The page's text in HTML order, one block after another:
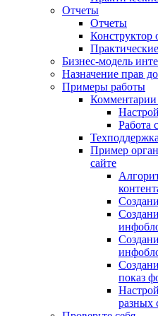
Отчеты
Отчеты
Конструктор
Бизнес-модель
Назначение прав
Примеры работы
Комментарии
Работа
Пример
сайте
показ
разных